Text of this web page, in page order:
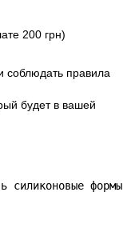
200 грн)
соблюдать правила
будет в вашей
силиконовые формы